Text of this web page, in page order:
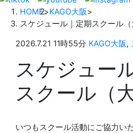
HOME>KAGO大阪>
スケジュール｜定期スクール（
2026.7.21 11時55分 KAGO大阪,
スケジュー
スクール（大
いつもスクール活動にご協力い